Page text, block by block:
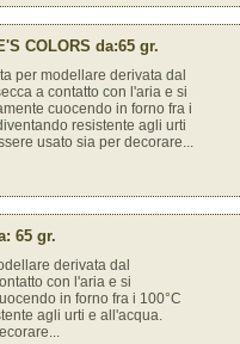
COLORS da:65 gr.
per modellare derivata dal
a contatto con l'aria e si
cuocendo in forno fra i
resistente agli urti
usato sia per decorare...
65 gr.
derivata dal
con l'aria e si
in forno fra i 100°C
agli urti e all'acqua.